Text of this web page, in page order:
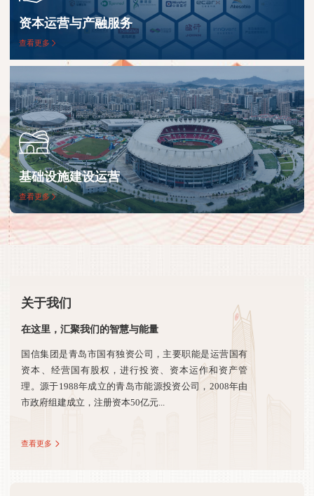
资本运营与产融服务
查看更多
基础设施建设运营
查看更多
关于我们
在这里，汇聚我们的智慧与能量
国信集团是青岛市国有独资公司，主要职能是运营国有
资本、经营国有股权，进行投资、资本运作和资产管
理。源于1988年成立的青岛市能源投资公司，2008年由
市政府组建成立，注册资本50亿元...
查看更多